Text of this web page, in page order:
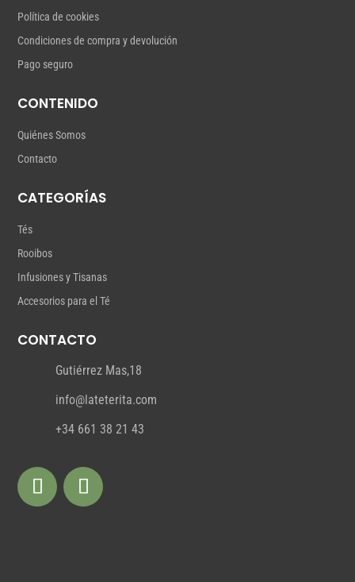
Política de cookies
Condiciones de compra y devolución
Pago seguro
CONTENIDO
Quiénes Somos
Contacto
CATEGORÍAS
Tés
Rooibos
Infusiones y Tisanas
Accesorios para el Té
CONTACTO
Gutiérrez Mas,18
info@lateterita.com
+34 661 38 21 43